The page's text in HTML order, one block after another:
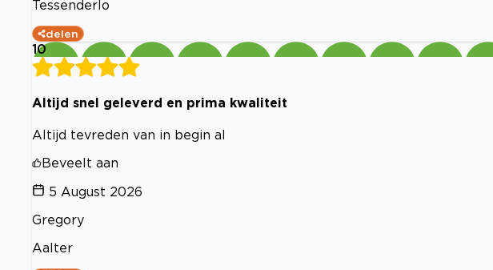
Tessenderlo
delen
10
Altijd snel geleverd en prima kwaliteit
Altijd tevreden van in begin al
Beveelt aan
5 August 2026
Gregory
Aalter